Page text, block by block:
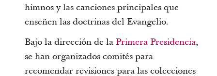
himnos y las canciones principales que
enseñen las doctrinas del Evangelio.
Bajo la dirección de la Primera Presidencia,
se han organizados comités para
recomendar revisiones para las colecciones